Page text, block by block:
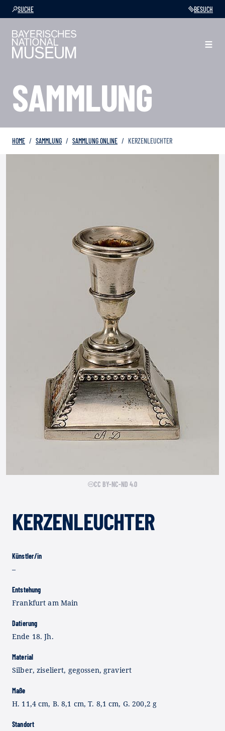
SUCHE BESUCH
SAMMLUNG
HOME SAMMLUNG SAMMLUNG ONLINE KERZENLEUCHTER
CC BY-NC-ND 4.0
KERZENLEUCHTER
Künstler/in
–
Entstehung
Frankfurt am Main
Datierung
Ende 18. Jh.
Material
Silber, ziseliert, gegossen, graviert
Maße
H. 11,4 cm, B. 8,1 cm, T. 8,1 cm, G. 200,2 g
Standort